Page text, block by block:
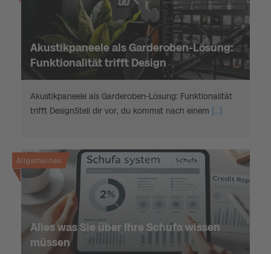
Akustikpaneele als Garderoben-Lösung:
Funktionalität trifft Design
Akustikpaneele als Garderoben-Lösung: Funktionalität
trifft DesignStell dir vor, du kommst nach einem [...]
Allgemeines
Alles was Sie über Ihre Schufa wissen
müssen